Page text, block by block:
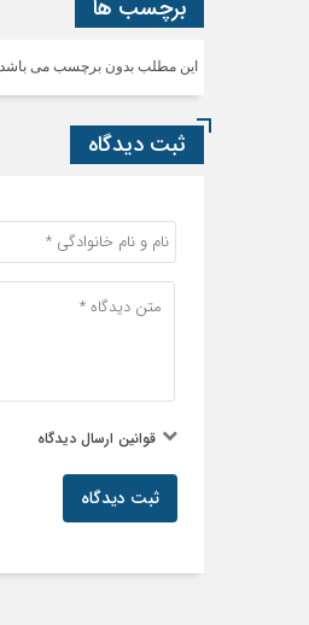
برچسب ها
این مطلب بدون برچسب می باشد.
ثبت دیدگاه
قوانین ارسال دیدگاه
ثبت دیدگاه